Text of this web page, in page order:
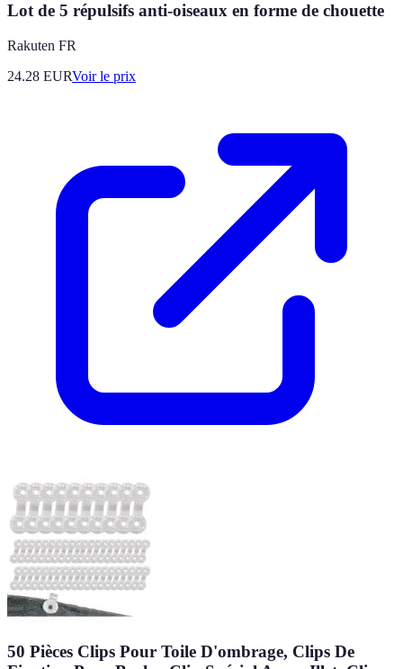
Lot de 5 répulsifs anti-oiseaux en forme de chouette
Rakuten FR
24.28 EURVoir le prix
50 Pièces Clips Pour Toile D'ombrage, Clips De